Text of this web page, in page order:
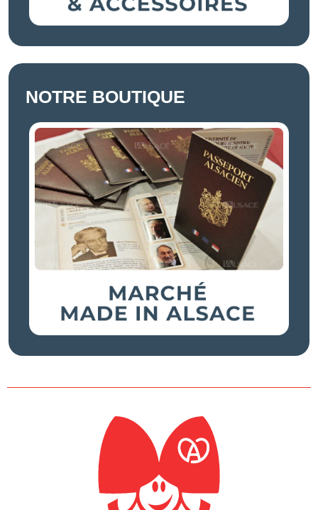
NOTRE BOUTIQUE